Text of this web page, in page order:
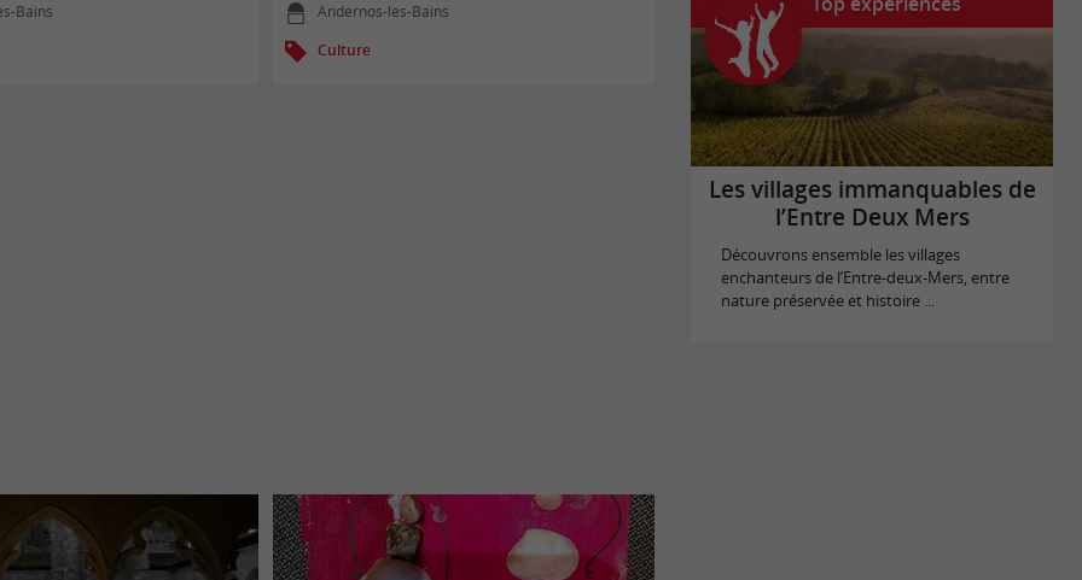
Bains
Andernos-les-Bains
Culture
Les villages immanquables de
l’Entre Deux Mers
Découvrons ensemble les villages
enchanteurs de l’Entre-deux-Mers, entre
nature préservée et histoire ...